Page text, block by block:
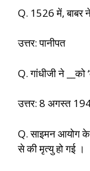
Q. 1526 में, बाबर
उत्तर: पानीपत
Q. गांधीजी ने __को
उत्तर: 8 अगस्त
Q. साइमन आयोग के
से की मृत्यु हो गई ।